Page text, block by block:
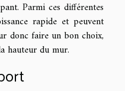
Parmi ces différentes
rapide et peuvent
donc faire un bon choix,
hauteur du mur.